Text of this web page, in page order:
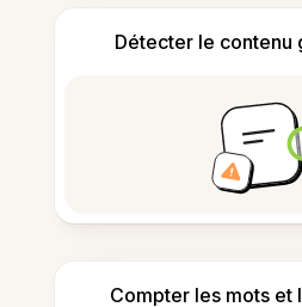
Détecter le contenu
Compter les mots et